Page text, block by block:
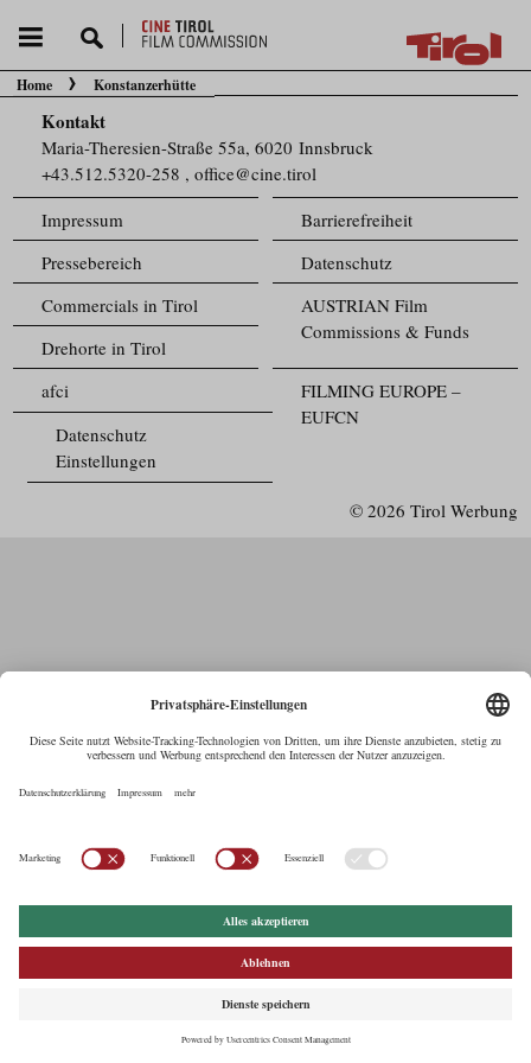
Sie befinden sich hier:
Home Konstanzerhütte
Kontakt
Maria-Theresien-Straße 55a, 6020 Innsbruck
+43.512.5320-258 ,office@cine.tirol
Impressum
Barrierefreiheit
Pressebereich
Datenschutz
Commercials in Tirol
AUSTRIAN Film
Commissions & Funds
Drehorte in Tirol
FILMING EUROPE –
EUFCN
afci
Datenschutz
Einstellungen
© 2026 Tirol Werbung